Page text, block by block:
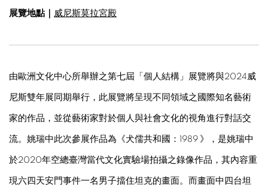
展覽地點｜ 威尼斯莫拉宮殿
由歐洲文化中心所舉辦之第七屆「個人結構」展覽將與2024威
尼斯雙年展同期舉行，此展覽將呈現不同領域之國際知名藝術
家的作品，並從藝術家對於個人與社會文化的視角進行對話交
流。姚瑞中此次參展作品為《犬儒共和國：1989 》，是姚瑞中
於2020年空總臺灣當代文化實驗場拍攝之錄像作品，其內容重
現六四天安門事件一名男子擋住坦克的畫面。而畫面中四台坦